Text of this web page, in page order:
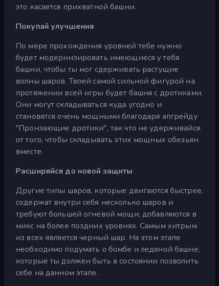
это касается прихватной башни.
Покупай улучшения
По мере прохождения уровней тебе нужно
будет модернизировать имеющиеся у тебя
башни, чтобы ты мог сдерживать растущие
волны шаров. Твоей самой сильной фигурой на
протяжении всей игры будет башня с дротиками.
Они могут складываться куда угодно и
становятся очень мощными благодаря апгрейду
"Пронзающие дротики", так что не удерживайся
от того, чтобы складывать этих мощных обезьян
вместе.
Расширяйся до новой защиты
Другие типы шаров, которые двигаются быстрее,
содержат внутри себя несколько шаров и
требуют большей огневой мощи, добавляются в
микс на более поздних уровнях. Самым хитрым
из всех является черный шар. На этом этапе
необходимо подумать о бомбе и ледяной башне,
которые ты должен быть в состоянии позволить
себе на данном этапе.